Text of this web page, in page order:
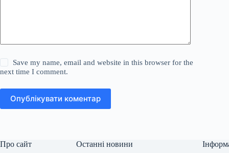
Save my name, email and website in this browser for the
next time I comment.
Опублікувати коментар
Про сайт Останні новини